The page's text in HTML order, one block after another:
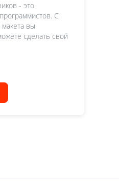
- это
С
вы
сделать свой